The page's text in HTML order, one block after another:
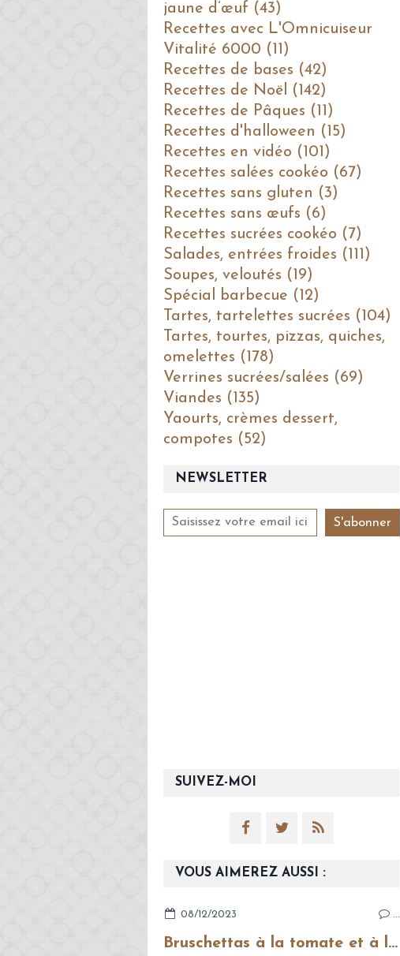
NEWSLETTER
SUIVEZ-MOI
VOUS AIMEREZ AUSSI :
08/12/2023 …
Bruschettas à la tomate et à la mozzarella
jaune d’œuf (43)
Recettes avec L'Omnicuiseur
Vitalité 6000 (11)
Recettes de bases (42)
Recettes de Noël (142)
Recettes de Pâques (11)
Recettes d'halloween (15)
Recettes en vidéo (101)
Recettes salées cookéo (67)
Recettes sans gluten (3)
Recettes sans œufs (6)
Recettes sucrées cookéo (7)
Salades, entrées froides (111)
Soupes, veloutés (19)
Spécial barbecue (12)
Tartes, tartelettes sucrées (104)
Tartes, tourtes, pizzas, quiches,
omelettes (178)
Verrines sucrées/salées (69)
Viandes (135)
Yaourts, crèmes dessert,
compotes (52)